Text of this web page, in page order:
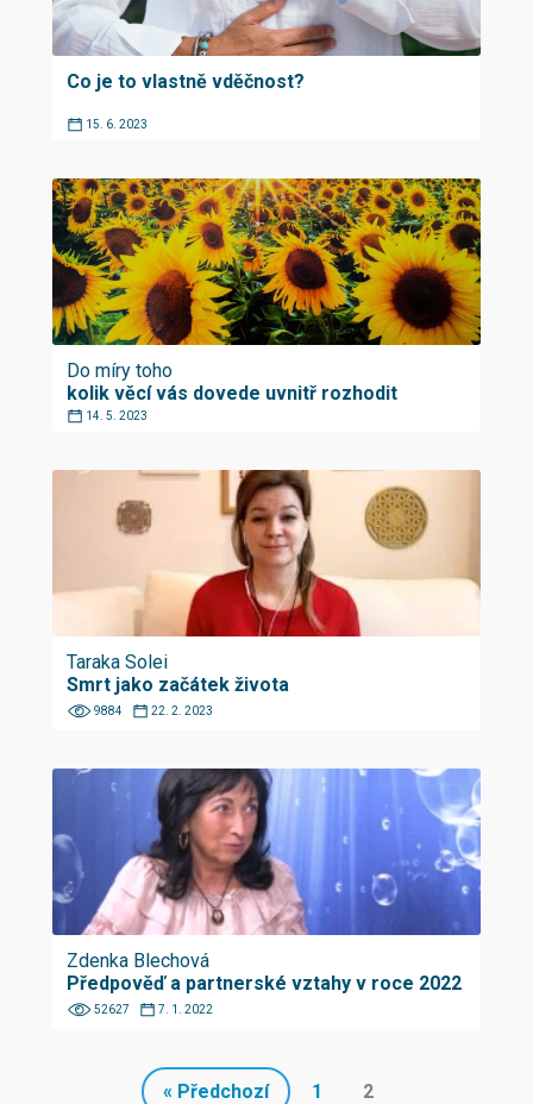
Co je to vlastně vděčnost?
15. 6. 2023
Do míry toho
kolik věcí vás dovede uvnitř rozhodit
14. 5. 2023
Taraka Solei
Smrt jako začátek života
9884 22. 2. 2023
Zdenka Blechová
Předpověď a partnerské vztahy v roce 2022
52627 7. 1. 2022
« Předchozí 1 2